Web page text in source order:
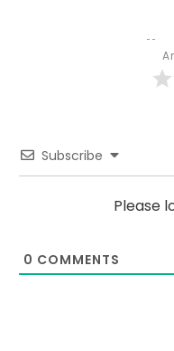
Subscribe
Please
0 COMMENTS